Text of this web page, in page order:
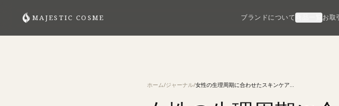
MAJESTIC COSME ブランドについて お取
ホーム/ジャーナル/ 女性の生理周期に合わせたスキンケアの最適化